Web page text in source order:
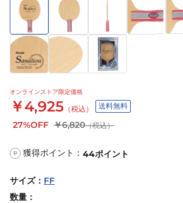
オンラインストア限定価格
￥4,925 （税込） 送料無料
27%OFF ￥6,820（税込）
P 獲得ポイント： 44ポイント
サイズ： FF
数量：